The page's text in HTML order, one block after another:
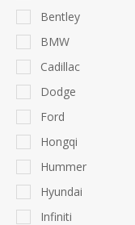
Bentley
BMW
Cadillac
Dodge
Ford
Hongqi
Hummer
Hyundai
Infiniti